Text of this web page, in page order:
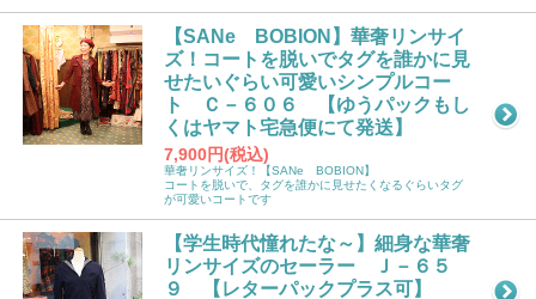
【SANe BOBION】華奢リンサイ
ズ！コートを脱いでタグを誰かに見
せたいぐらい可愛いシンプルコー
ト Ｃ－６０６ 【ゆうパックもし
くはヤマト宅急便にて発送】
7,900円(税込)
華奢リンサイズ！【SANe BOBION】
コートを脱いで、タグを誰かに見せたくなるぐらいタグ
が可愛いコートです
【学生時代憧れたな～】細身な華奢
リンサイズのセーラー Ｊ－６５
９ 【レターパックプラス可】